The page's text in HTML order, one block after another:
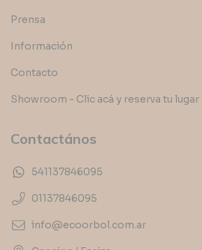
Prensa
Información
Contacto
Showroom - Clic acá y reserva tu lugar
Contactános
541137846095
01137846095
info@ecoorbol.com.ar